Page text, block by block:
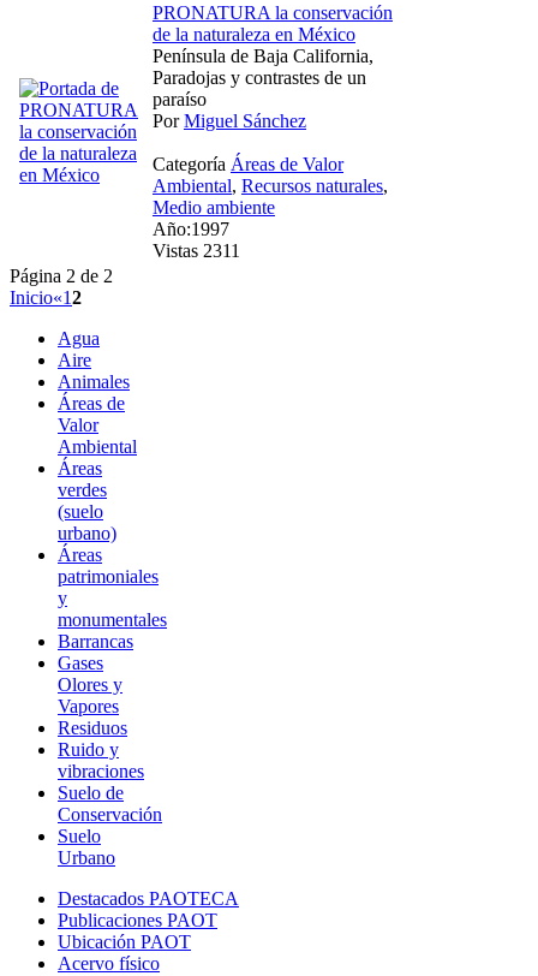
PRONATURA la conservación
de la naturaleza en México
Península de Baja California,
Paradojas y contrastes de un
paraíso
PorMiguel Sánchez
Categoría Áreas de Valor
Ambiental, Recursos naturales,
Medio ambiente
Año:1997
Vistas 2311
Página 2 de 2
Inicio«12
Agua
Aire
Animales
Áreas de
Valor
Ambiental
Áreas
verdes
(suelo
urbano)
Áreas
patrimoniales
y
monumentales
Barrancas
Gases
Olores y
Vapores
Residuos
Ruido y
vibraciones
Suelo de
Conservación
Suelo
Urbano
Destacados PAOTECA
Publicaciones PAOT
Ubicación PAOT
Acervo físico